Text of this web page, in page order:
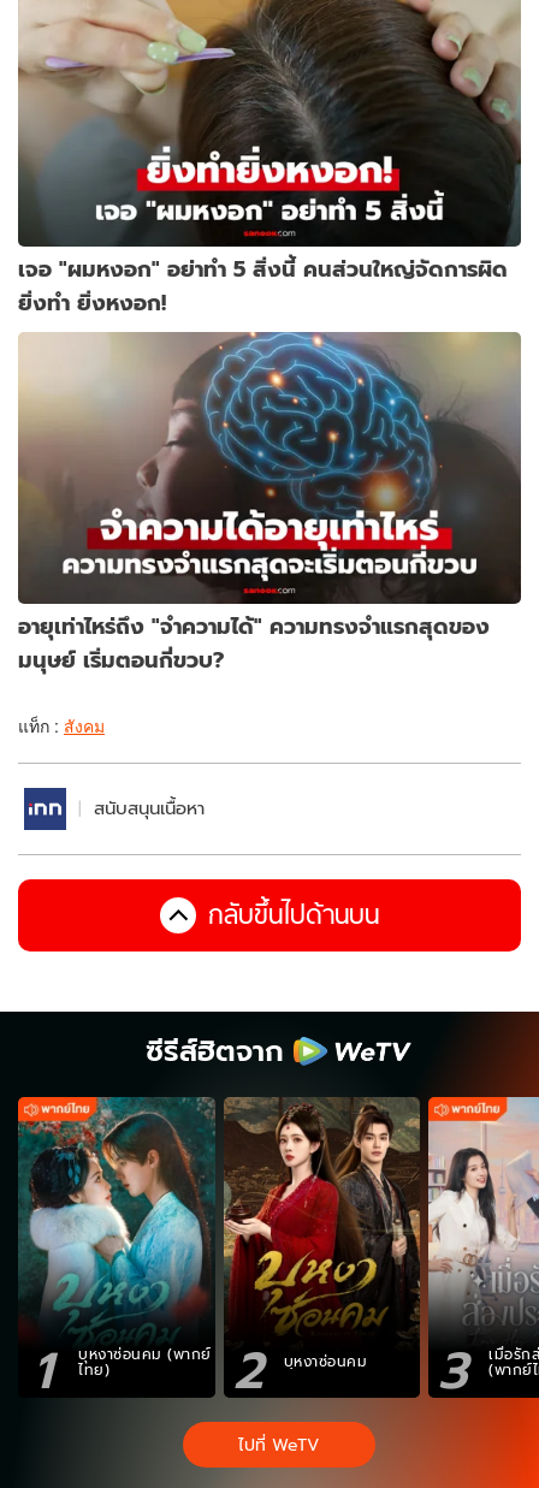
เจอ "ผมหงอก" อย่าทำ 5 สิ่งนี้ คนส่วนใหญ่จัดการผิด
ยิ่งทำ ยิ่งหงอก!
อายุเท่าไหร่ถึง "จำความได้" ความทรงจำแรกสุดของ
มนุษย์ เริ่มตอนกี่ขวบ?
แท็ก : สังคม
สนับสนุนเนื้อหา
กลับขึ้นไปด้านบน
ซีรีส์ฮิตจาก
1 บุหงาซ่อนคม (พากย์
ไทย) 2 บุหงาซ่อนคม 3 เมื่อรัก
(พากย์
ไปที่ WeTV